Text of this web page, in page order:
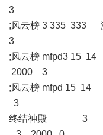
3
;风云榜 3 335 333
3
;风云榜 mfpd3 15
2000 3
;风云榜 mfpd 15
3
终结神殿 3